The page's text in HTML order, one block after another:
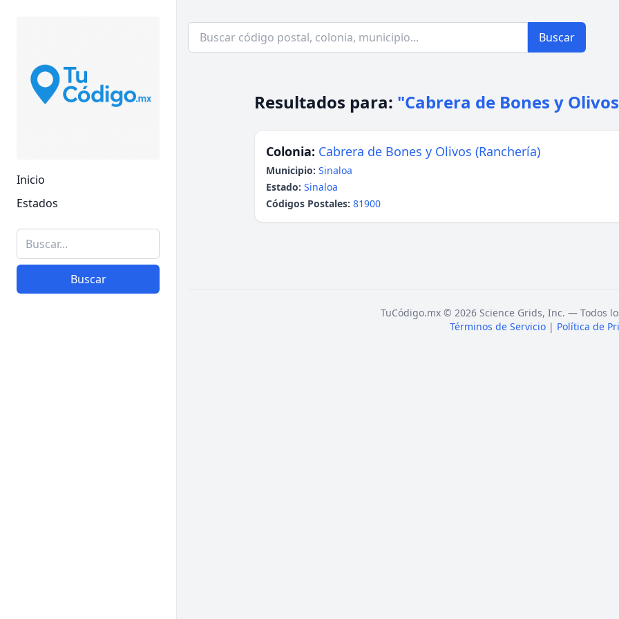
Inicio
Estados
Buscar
Buscar
Resultados para: "Cabrera de Bones y
Colonia: Cabrera de Bones y Olivos (Ranchería)
Municipio: Sinaloa
Estado: Sinaloa
Códigos Postales: 81900
TuCódigo.mx © 2026 Science Grids, Inc. — Todos
Términos de Servicio | Política de